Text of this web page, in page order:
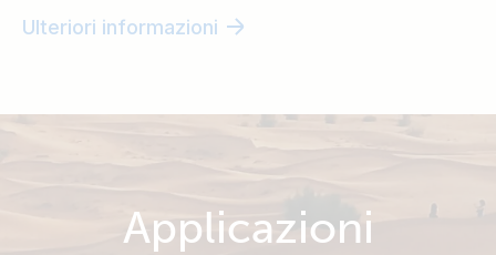
Ulteriori informazioni
Applicazioni